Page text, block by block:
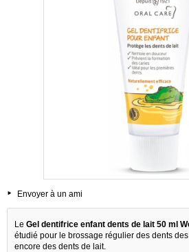
Envoyer à un ami
Le Gel dentifrice enfant dents de lait 50 ml
étudié pour le brossage régulier des dents
encore des dents de lait.